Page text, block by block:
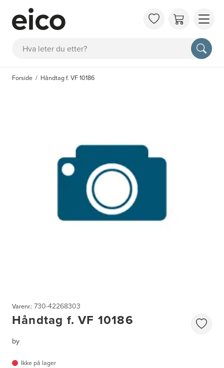
Søk
OM
FAQ
Forside Håndtag f. VF 10186
Varenr.: 730-42268303
Håndtag f. VF 10186
by
Ikke på lager